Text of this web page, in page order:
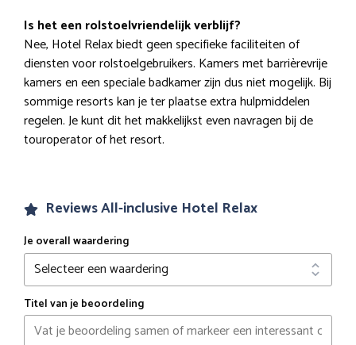
Is het een rolstoelvriendelijk verblijf?
Nee, Hotel Relax biedt geen specifieke faciliteiten of
diensten voor rolstoelgebruikers. Kamers met barrièrevrije
kamers en een speciale badkamer zijn dus niet mogelijk. Bij
sommige resorts kan je ter plaatse extra hulpmiddelen
regelen. Je kunt dit het makkelijkst even navragen bij de
touroperator of het resort.
Reviews All-inclusive Hotel Relax
Je overall waardering
Titel van je beoordeling